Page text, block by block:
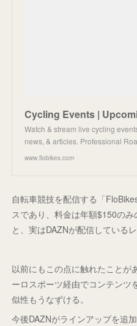
Watch & stream live cycling
news, & articles. Professional
www.flobikes.com
自転車競技を配信する「
スであり、料金は年額$150の
と、実はDAZNが配信している
以前にもこの点に触れたことが
ーロスポーツ経由でコンテンツ
似性もうなずける。
今後DAZNがラインアップを追